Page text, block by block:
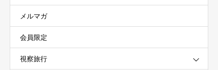
メルマガ
会員限定
視察旅行